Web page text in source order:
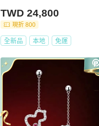
TWD 24,800
現折 800
全新品 本地 免運